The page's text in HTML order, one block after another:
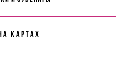
картах